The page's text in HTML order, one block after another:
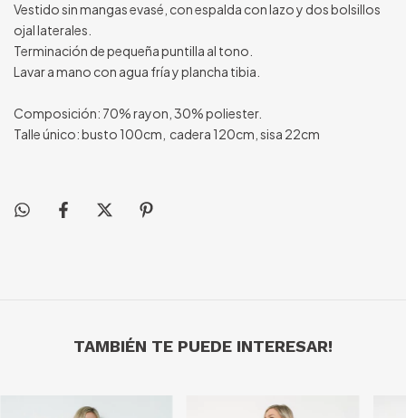
Vestido sin mangas evasé, con espalda con lazo y dos bolsillos
ojal laterales.
Terminación de pequeña puntilla al tono.
Lavar a mano con agua fría y plancha tibia.
Composición: 70% rayon, 30% poliester.
Talle único: busto 100cm, cadera 120cm, sisa 22cm
TAMBIÉN TE PUEDE INTERESAR!